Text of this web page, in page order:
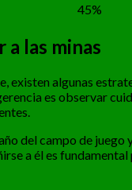
45%
a las minas
existen algunas
es observar
del campo de
a él es